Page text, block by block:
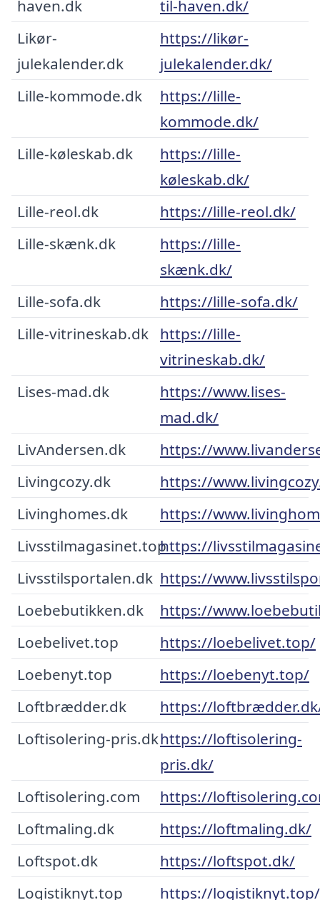
haven.dk
til-haven.dk/
Likør-
julekalender.dk
https://likør-
julekalender.dk/
Lille-kommode.dk
https://lille-
kommode.dk/
Lille-køleskab.dk
https://lille-
køleskab.dk/
Lille-reol.dk
https://lille-reol.dk/
Lille-skænk.dk
https://lille-
skænk.dk/
Lille-sofa.dk
https://lille-sofa.dk/
Lille-vitrineskab.dk
https://lille-
vitrineskab.dk/
Lises-mad.dk
https://www.lises-
mad.dk/
LivAndersen.dk
https://
Livingcozy.dk
https://
Livinghomes.dk
https://
Livsstilmagasinet.tophttps://
Livsstilsportalen.dk https://
Loebebutikken.dk
https://
Loebelivet.top
https://loebelivet.top/
Loebenyt.top
https://loebenyt.top/
Loftbrædder.dk
https://
Loftisolering-pris.dkhttps://loftisolering-
pris.dk/
Loftisolering.com
https://
Loftmaling.dk
https://loftmaling.dk/
Loftspot.dk
https://loftspot.dk/
Logistiknyt.top
https://logistiknyt.top/